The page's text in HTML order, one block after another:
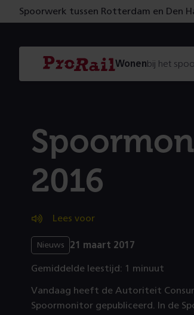
Spoorwerk tussen Rotterdam en Den
Navigatie
Homepage
ProRail
Wonenbij het
2016
Lees voor
Nieuws 21 maart 2017
Gemiddelde leestijd: 1 minuut
Vandaag heeft de Autoriteit
Spoormonitor gepubliceerd. In de